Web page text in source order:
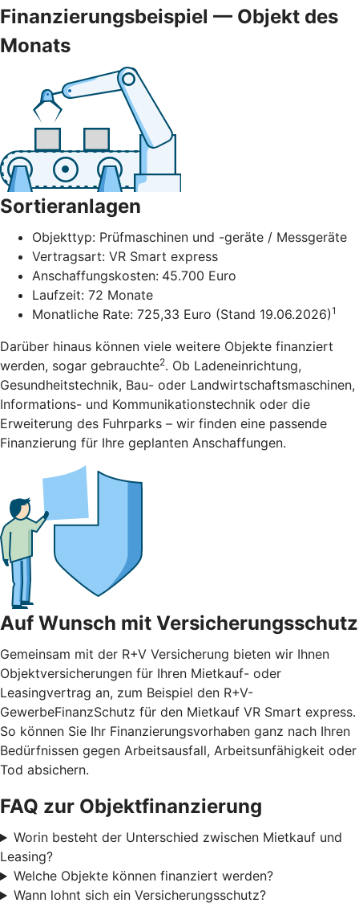
Finanzierungsbeispiel — Objekt des
Monats
Sortieranlagen
Objekttyp: Prüfmaschinen und -geräte / Messgeräte
Vertragsart: VR Smart express
Anschaffungskosten: 45.700 Euro
Laufzeit: 72 Monate
Monatliche Rate: 725,33 Euro (Stand 19.06.2026)1
Darüber hinaus können viele weitere Objekte finanziert
werden, sogar gebrauchte2. Ob Ladeneinrichtung,
Gesundheitstechnik, Bau- oder Landwirtschaftsmaschinen,
Informations- und Kommunikationstechnik oder die
Erweiterung des Fuhrparks – wir finden eine passende
Finanzierung für Ihre geplanten Anschaffungen.
Auf Wunsch mit Versicherungsschutz
Gemeinsam mit der R+V Versicherung bieten wir Ihnen
Objektversicherungen für Ihren Mietkauf- oder
Leasingvertrag an, zum Beispiel den R+V-
GewerbeFinanzSchutz für den Mietkauf VR Smart express.
So können Sie Ihr Finanzierungsvorhaben ganz nach Ihren
Bedürfnissen gegen Arbeitsausfall, Arbeitsunfähigkeit oder
Tod absichern.
FAQ zur Objektfinanzierung
Worin besteht der Unterschied zwischen Mietkauf und
Leasing?
Welche Objekte können finanziert werden?
Wann lohnt sich ein Versicherungsschutz?